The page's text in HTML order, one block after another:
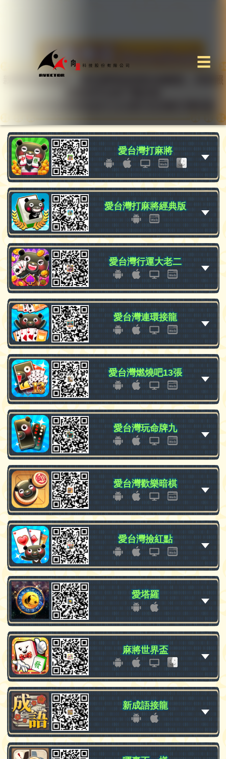
☰
親愛的玩家你好，請先選擇您想要的遊戲後，再依照
愛台灣打麻將
愛台灣打麻將
愛台灣打麻將經典版
愛台灣打麻將經典版
愛台灣行運大老二
愛台灣行運大老二
愛台灣連環接龍
愛台灣連環接龍
愛台灣燃燒吧13張
愛台灣燃燒吧13張
愛台灣玩命牌九
愛台灣玩命牌九
愛台灣歡樂暗棋
愛台灣歡樂暗棋
愛台灣撿紅點
愛台灣撿紅點
愛塔羅
愛塔羅
麻將世界盃
麻將世界盃
新成語接龍
新成語接龍